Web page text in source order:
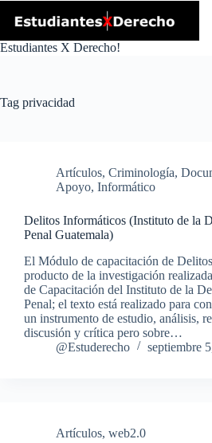
Estudiantes X Derecho!
Tag privacidad
Artículos, Criminología,
Apoyo, Informático
Delitos Informáticos (Instituto de la
Penal Guatemala)
El Módulo de capacitación de
producto de la investigación
de Capacitación del Instituto de la
Penal; el texto está realizado para
un instrumento de estudio, análisis,
discusión y crítica pero sobre…
@Estuderecho
septiembre
Artículos, web2.0